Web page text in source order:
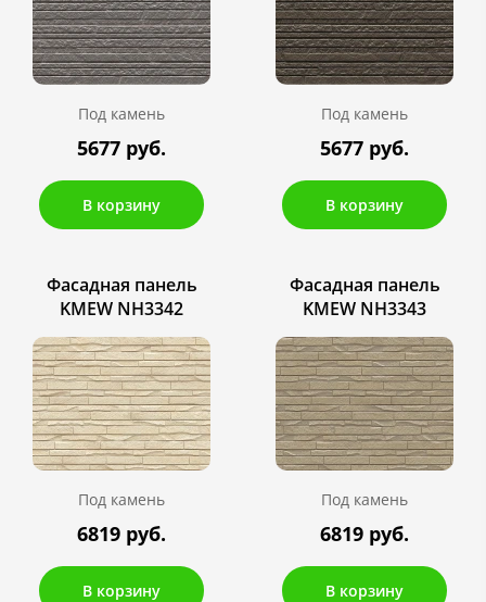
Под камень
5677 руб.
В корзину
Под камень
5677 руб.
В корзину
Фасадная панель
KMEW NH3342
Под камень
6819 руб.
В корзину
Фасадная панель
KMEW NH3343
Под камень
6819 руб.
В корзину